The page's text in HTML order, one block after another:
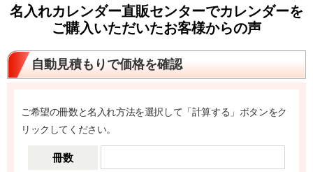
名入れカレンダー直販センターでカレンダーを
ご購入いただいたお客様からの声
自動見積もりで価格を確認
ご希望の冊数と名入れ方法を選択して「計算する」ボタンをク
リックしてください。
冊数